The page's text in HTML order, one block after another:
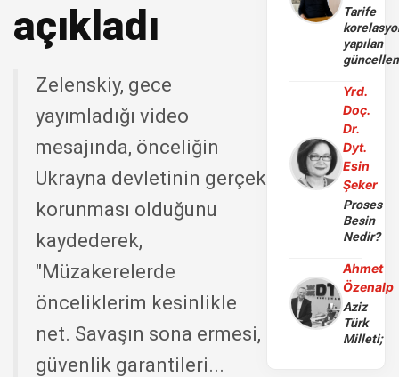
açıkladı
Zelenskiy, gece
yayımladığı video
mesajında, önceliğin
Ukrayna devletinin gerçek
korunması olduğunu
kaydederek,
"Müzakerelerde
önceliklerim kesinlikle
net. Savaşın sona ermesi,
güvenlik garantileri...
Tarife
yapılan
Yrd.
Doç.
Dr.
Dyt.
Esin
Şeker
Proses
Besin
Nedir?
Ahmet
Özenalp
Aziz
Türk
Milleti;